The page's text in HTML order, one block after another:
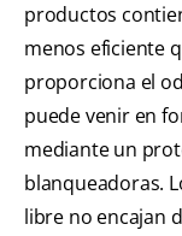
productos
menos eficiente
proporciona el
puede venir en
mediante un
blanqueadoras.
libre no encajan